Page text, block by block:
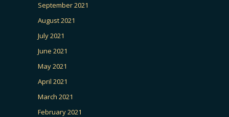
September 2021
August 2021
July 2021
June 2021
May 2021
April 2021
March 2021
February 2021